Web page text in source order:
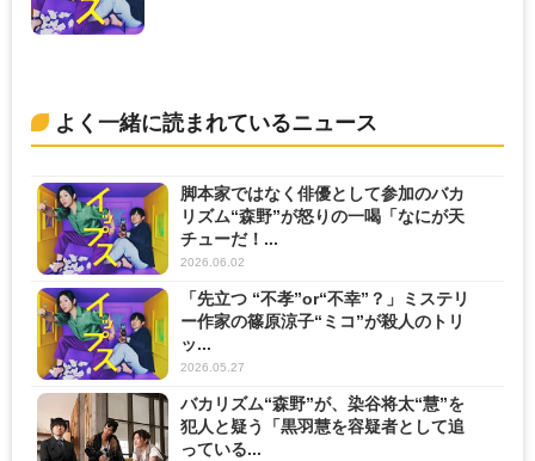
よく一緒に読まれているニュース
脚本家ではなく俳優として参加のバカ
リズム“森野”が怒りの一喝「なにが天
チューだ！...
2026.06.02
「先立つ “不孝”or“不幸”？」ミステリ
ー作家の篠原涼子“ミコ”が殺人のトリ
ッ...
2026.05.27
バカリズム“森野”が、染谷将太“慧”を
犯人と疑う「黒羽慧を容疑者として追
っている...